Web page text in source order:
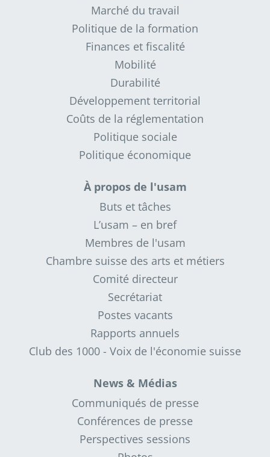
Marché du travail
Politique de la formation
Finances et fiscalité
Mobilité
Durabilité
Développement territorial
Coûts de la réglementation
Politique sociale
Politique économique
À propos de l'usam
Buts et tâches
L’usam – en bref
Membres de l'usam
Chambre suisse des arts et métiers
Comité directeur
Secrétariat
Postes vacants
Rapports annuels
Club des 1000 - Voix de l'économie suisse
News & Médias
Communiqués de presse
Conférences de presse
Perspectives sessions